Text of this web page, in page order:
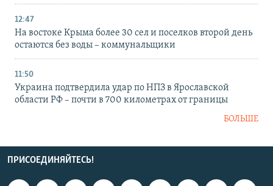
12:47
На востоке Крыма более 30 сел и поселков второй день
остаются без воды – коммунальщики
11:50
Украина подтвердила удар по НПЗ в Ярославской
области РФ – почти в 700 километрах от границы
БОЛЬШЕ
ПРИСОЕДИНЯЙТЕСЬ!